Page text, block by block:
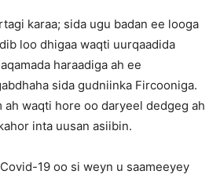
karaa; sida ugu badan ee looga
loo dhigaa waqti uurqaadida
haraadiga ah ee
sida gudniinka Fircooniga.
ah waqti hore oo daryeel dedgeg ah
inta uusan asiibin.
19 oo si weyn u saameeyey